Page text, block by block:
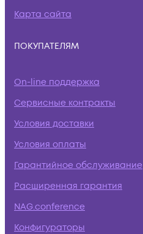
Карта сайта
ПОКУПАТЕЛЯМ
On-line поддержка
Сервисные контракты
Условия доставки
Условия оплаты
Гарантийное обслуживание
Расширенная гарантия
NAG.conference
Конфигураторы